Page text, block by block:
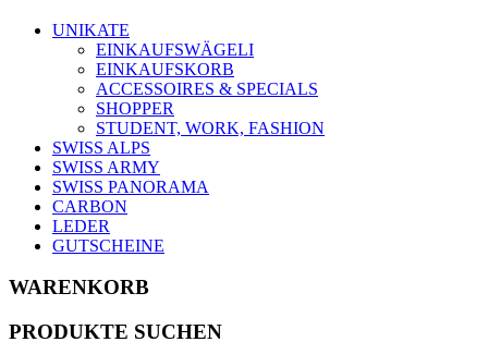
Varianten
auf.
Optionen
können
der
Produktseite
gewählt
werden
UNIKATE
EINKAUFSWÄGELI
EINKAUFSKORB
ACCESSOIRES & SPECIALS
SHOPPER
STUDENT, WORK, FASHION
SWISS ALPS
SWISS ARMY
SWISS PANORAMA
CARBON
LEDER
GUTSCHEINE
WARENKORB
PRODUKTE SUCHEN